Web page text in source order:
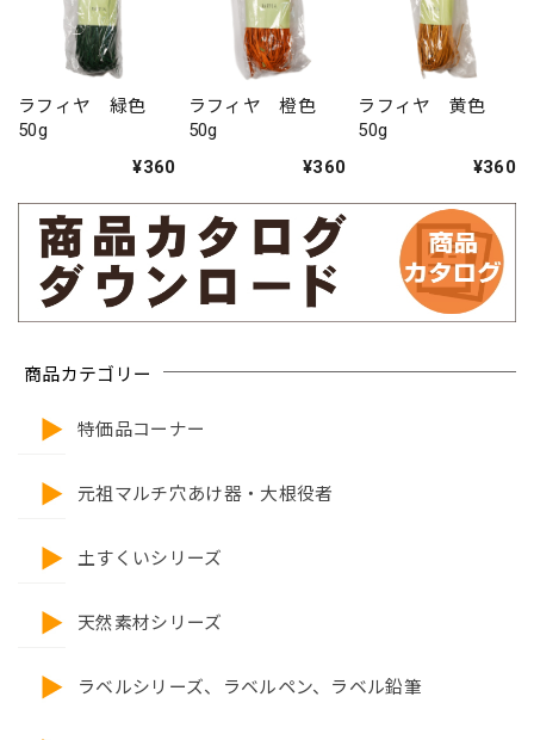
商品カテゴリー
特価品コーナー
元祖マルチ穴あけ器・大根役者
土すくいシリーズ
天然素材シリーズ
ラベルシリーズ、ラベルペン、ラベル鉛筆
ラフィヤ 緑色
50g
¥360
ラフィヤ 橙色
50g
¥360
ラフィヤ 黄色
50g
¥360